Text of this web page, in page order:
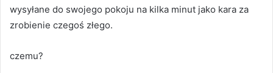
wysyłane do swojego pokoju na kilka minut jako kara za
zrobienie czegoś złego.
czemu?